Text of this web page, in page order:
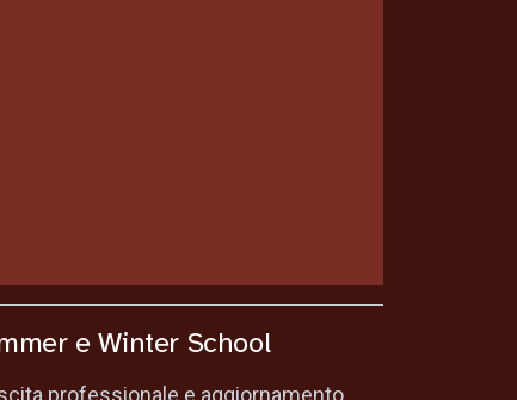
e Winter School
professionale e aggiornamento